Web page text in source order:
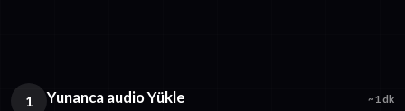
1 Yunanca audio Yükle ~1 dk